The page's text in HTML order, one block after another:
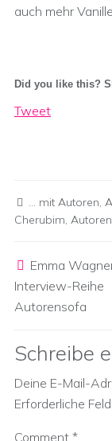
auch mehr
Did you like this?
Tweet
... mit Autoren,
Cherubim,
Emma
Interview-Reihe
Autorensofa
Schreibe
Deine E-Mail-
Erforderliche
Comment *